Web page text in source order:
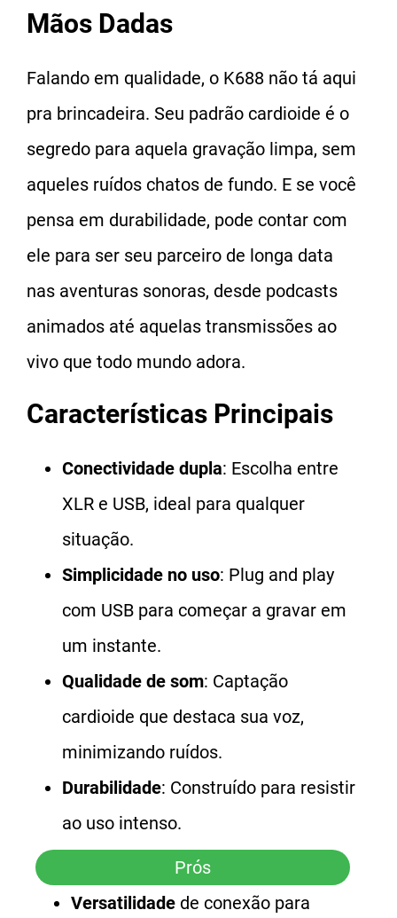
Mãos Dadas
Falando em qualidade, o K688 não tá aqui
pra brincadeira. Seu padrão cardioide é o
segredo para aquela gravação limpa, sem
aqueles ruídos chatos de fundo. E se você
pensa em durabilidade, pode contar com
ele para ser seu parceiro de longa data
nas aventuras sonoras, desde podcasts
animados até aquelas transmissões ao
vivo que todo mundo adora.
Características Principais
Conectividade dupla: Escolha entre
XLR e USB, ideal para qualquer
situação.
Simplicidade no uso: Plug and play
com USB para começar a gravar em
um instante.
Qualidade de som: Captação
cardioide que destaca sua voz,
minimizando ruídos.
Durabilidade: Construído para resistir
ao uso intenso.
Prós
Versatilidade de conexão para